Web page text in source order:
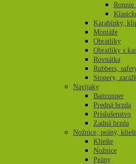
Ronnie
Karabínky,
Montáže
Obratlíky
Obratlíky s
Rovnátka
Rubbers,
Stopery,
Navijaky
Baitrunner
Predná brzda
Príslušenstvo
Zadná brzda
Nožnice, peány,
Kliešte
Nožnice
Peány